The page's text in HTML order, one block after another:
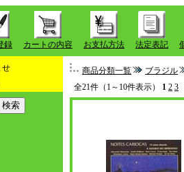
録 カートの内容 お支払方法 法定表記
せ
商品分類一覧 ブラジル
全21件（1～10件表示） 1 2 3